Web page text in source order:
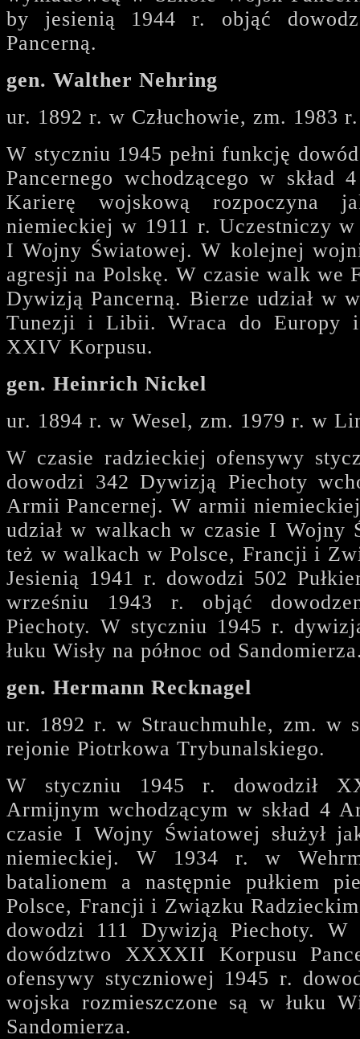
by jesienią 1944 r. objąć
Pancerną.
gen. Walther Nehring
ur. 1892 r. w Człuchowie, zm. 1983
W styczniu 1945 pełni funkcję
Pancernego wchodzącego w skład
Karierę wojskową rozpoczyna
niemieckiej w 1911 r. Uczestniczy
I Wojny Światowej. W kolejnej
agresji na Polskę. W czasie walk we
Dywizją Pancerną. Bierze udział w
Tunezji i Libii. Wraca do Europy i
XXIV Korpusu.
gen. Heinrich Nickel
ur. 1894 r. w Wesel, zm. 1979 r. w
W czasie radzieckiej ofensywy
dowodzi 342 Dywizją Piechoty
Armii Pancernej. W armii
udział w walkach w czasie I Wojny
też w walkach w Polsce, Francji i
Jesienią 1941 r. dowodzi 502
wrześniu 1943 r. objąć
Piechoty. W styczniu 1945 r.
łuku Wisły na północ od
gen. Hermann Recknagel
ur. 1892 r. w Strauchmuhle, zm. w
rejonie Piotrkowa Trybunalskiego.
W styczniu 1945 r. dowodził
Armijnym wchodzącym w skład 4
czasie I Wojny Światowej służył
niemieckiej. W 1934 r. w
batalionem a następnie pułkiem
Polsce, Francji i Związku
dowodzi 111 Dywizją Piechoty. W
dowództwo XXXXII Korpusu
ofensywy styczniowej 1945 r.
wojska rozmieszczone są w łuku
Sandomierza.